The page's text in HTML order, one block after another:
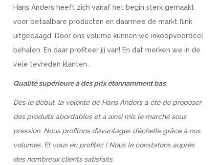
Hans Anders heeft zich vanaf het begin sterk gemaakt
voor betaalbare producten en daarmee de markt flink
uitgedaagd. Door ons volume kunnen we inkoopvoordeel
behalen. En daar profiteer jij van! En dat merken we in de
vele tevreden klanten .
Qualité supérieure à des prix étonnamment bas
Dès le début, la volonté de Hans Anders a été de proposer
des produits abordables et a ainsi mis le marché sous
pression. Nous profitons d’avantages d’échelle grâce à nos
volumes. Et vous en profitez ! Nous le constatons auprès
des nombreux clients satisfaits.